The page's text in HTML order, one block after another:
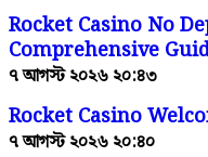
Rocket Casino No
Comprehensive
৭ আগস্ট ২০২৬ ২০:৪৩
Rocket Casino
৭ আগস্ট ২০২৬ ২০:৪০